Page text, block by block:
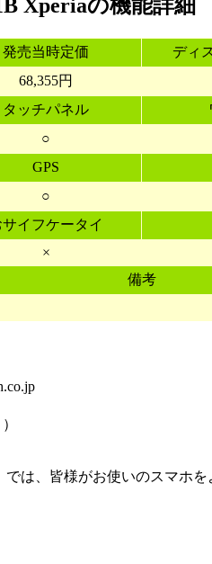
Xperiaの機能詳細
発売当時定価
ディ
68,355円
タッチパネル
○
GPS
○
サイフケータイ
×
備考
は、皆様がお使いのスマホ